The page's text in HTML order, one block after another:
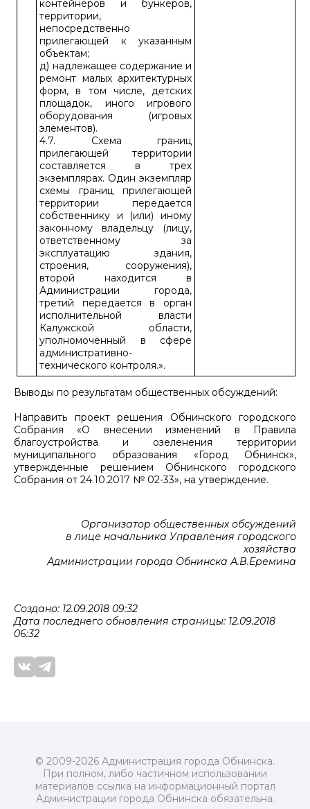
контейнеров и бункеров,
территории,
непосредственно
прилегающей к указанным
объектам;
д) надлежащее содержание и
ремонт малых архитектурных
форм, в том числе, детских
площадок, иного игрового
оборудования (игровых
элементов).
4.7. Схема границ
прилегающей территории
составляется в трех
экземплярах. Один экземпляр
схемы границ прилегающей
территории передается
собственнику и (или) иному
законному владельцу (лицу,
ответственному за
эксплуатацию здания,
строения, сооружения),
второй находится в
Администрации города,
третий передается в орган
исполнительной власти
Калужской области,
уполномоченный в сфере
административно-
технического контроля.».
Выводы по результатам общественных обсуждений:
Направить проект решения Обнинского городского
Собрания «О внесении изменений в Правила
благоустройства и озеленения территории
муниципального образования «Город Обнинск»,
утвержденные решением Обнинского городского
Собрания от 24.10.2017 № 02-33», на утверждение.
Организатор общественных обсуждений
в лице начальника Управления городского
хозяйства
Администрации города Обнинска А.В.Еремина
Создано: 12.09.2018 09:32
Дата последнего обновления страницы: 12.09.2018
06:32
© 2009-2026 Администрация города Обнинска.
При полном, либо частичном использовании
материалов ссылка на информационный портал
Администрации города Обнинска обязательна.